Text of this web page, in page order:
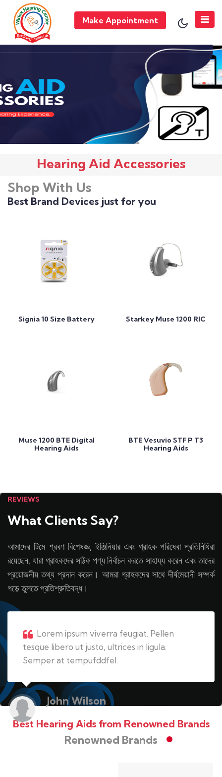
Make Appointment
Hearing Aid Accessories
Shop With Us
Best Brand Devices just for you
Signia 10 Size Battery Starkey Muse 1200 RIC
Muse 1200 BTE Digital
Hearing Aids
BTE Vesuvio STF P T3
Hearing Aids
REVIEWS
What Clients Say?
আমাদের টিমে শ্রবণ বিশেষজ্ঞ, ইঞ্জিনিয়ার এবং গ্রাহক পরিষেবা প্রতিনিধিরা
রয়েছেন, যারা গ্রাহকদের সঠিক পণ্য নির্বাচন করতে সাহায্য করেন এবং তাদের
প্রয়োজনীয় তথ্য প্রদান করেন। আমরা গ্রাহকদের সাথে দীর্ঘমেয়াদী সম্পর্ক
গড়ে তুলতে প্রতিশ্রুতিবদ্ধ।
Lorem ipsum viverra feugiat. Pellen
tesque libero ut justo, ultrices in ligula.
Semper at tempufddfel.
John Wilson
Best Hearing Aids from Renowned Brands
Renowned Brands